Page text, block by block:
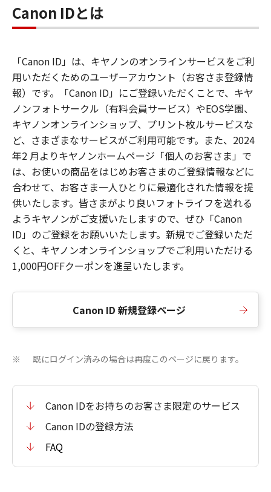
Canon IDとは
「Canon ID」は、キヤノンのオンラインサービスをご利
用いただくためのユーザーアカウント（お客さま登録情
報）です。「Canon ID」にご登録いただくことで、キヤ
ノンフォトサークル（有料会員サービス）やEOS学園、
キヤノンオンラインショップ、プリント枚ルサービスな
ど、さまざまなサービスがご利用可能です。また、2024
年2 月よりキヤノンホームページ「個人のお客さま」で
は、お使いの商品をはじめお客さまのご登録情報などに
合わせて、お客さま一人ひとりに最適化された情報を提
供いたします。皆さまがより良いフォトライフを送れる
ようキヤノンがご支援いたしますので、ぜひ「Canon
ID」のご登録をお願いいたします。新規でご登録いただ
くと、キヤノンオンラインショップでご利用いただける
1,000円OFFクーポンを進呈いたします。
Canon ID 新規登録ページ
※ 既にログイン済みの場合は再度このページに戻ります。
Canon IDをお持ちのお客さま限定のサービス
Canon IDの登録方法
FAQ